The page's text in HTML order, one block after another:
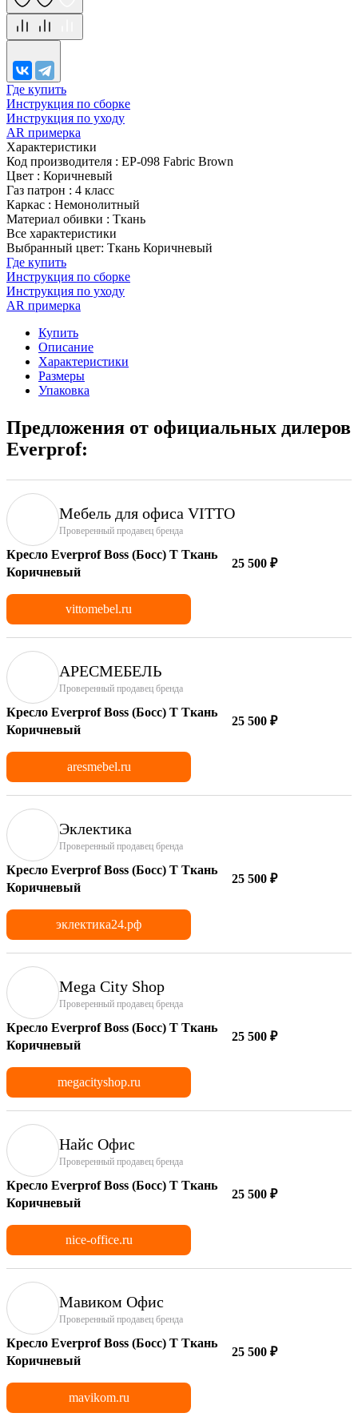
Где купить
Инструкция по сборке
Инструкция по уходу
AR примерка
Характеристики
Код производителя : EР-098 Fabric Brown
Цвет : Коричневый
Газ патрон : 4 класс
Каркас : Немонолитный
Материал обивки : Ткань
Все характеристики
Выбранный цвет: Ткань Коричневый
Где купить
Инструкция по сборке
Инструкция по уходу
AR примерка
Купить
Описание
Характеристики
Размеры
Упаковка
Предложения от официальных дилеров
Everprof:
Мебель для офиса VITTO
Проверенный продавец бренда
Кресло Everprof Boss (Босс) T Ткань
Коричневый
25 500 ₽
vittomebel.ru
АРЕСМЕБЕЛЬ
Проверенный продавец бренда
Кресло Everprof Boss (Босс) T Ткань
Коричневый
25 500 ₽
aresmebel.ru
Эклектика
Проверенный продавец бренда
Кресло Everprof Boss (Босс) T Ткань
Коричневый
25 500 ₽
эклектика24.рф
Mega City Shop
Проверенный продавец бренда
Кресло Everprof Boss (Босс) T Ткань
Коричневый
25 500 ₽
megacityshop.ru
Найс Офис
Проверенный продавец бренда
Кресло Everprof Boss (Босс) T Ткань
Коричневый
25 500 ₽
nice-office.ru
Мавиком Офис
Проверенный продавец бренда
Кресло Everprof Boss (Босс) T Ткань
Коричневый
25 500 ₽
mavikom.ru